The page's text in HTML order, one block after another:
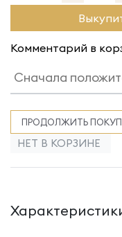
Комментарий в
ПРОДОЛЖИТЬ
НЕТ В КОРЗИНЕ